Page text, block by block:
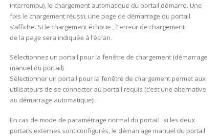
interrompu), le chargement automatique du portail démarre. Une
fois le chargement réussi, une page de démarrage du portail
s’affiche. Si le chargement échoue , l’ erreur de chargement
de la page sera indiquée à l’écran.
Sélectionnez un portail pour la fenêtre de chargement (démarrage
manuel du portail)
Sélectionner un portail pour la fenêtre de chargement permet aux
utilisateurs de se connecter au portail requis (c’est une alternative
au démarrage automatique):
En cas de mode de paramétrage normal du portail : si les deux
portails externes sont configurés, le démarrage manuel du portail